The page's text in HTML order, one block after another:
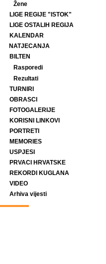
Žene
LIGE REGIJE "ISTOK"
LIGE OSTALIH REGIJA
KALENDAR
NATJECANJA
BILTEN
Rasporedi
Rezultati
TURNIRI
OBRASCI
FOTOGALERIJE
KORISNI LINKOVI
PORTRETI
MEMORIES
USPJESI
PRVACI HRVATSKE
REKORDI KUGLANA
VIDEO
Arhiva vijesti